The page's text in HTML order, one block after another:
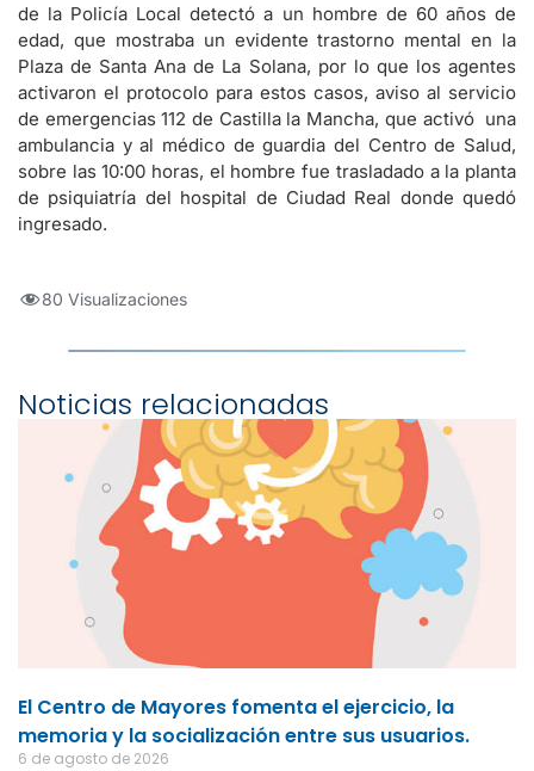
de la Policía Local detectó a un hombre de 60 años de
edad, que mostraba un evidente trastorno mental en la
Plaza de Santa Ana de La Solana, por lo que los agentes
activaron el protocolo para estos casos, aviso al servicio
de emergencias 112 de Castilla la Mancha, que activó una
ambulancia y al médico de guardia del Centro de Salud,
sobre las 10:00 horas, el hombre fue trasladado a la planta
de psiquiatría del hospital de Ciudad Real donde quedó
ingresado.
80 Visualizaciones
Noticias relacionadas
El Centro de Mayores fomenta el ejercicio, la
memoria y la socialización entre sus usuarios.
6 de agosto de 2026